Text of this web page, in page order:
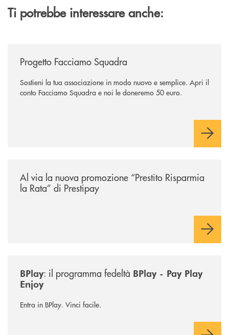
Ti potrebbe interessare anche:
Progetto Facciamo Squadra
Sostieni la tua associazione in modo nuovo e semplice. Apri il
conto Facciamo Squadra e noi le doneremo 50 euro.
Al via la nuova promozione “Prestito Risparmia
la Rata” di Prestipay
BPlay: il programma fedeltà BPlay - Pay Play
Enjoy
Entra in BPlay. Vinci facile.